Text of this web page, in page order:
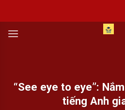
content
“See eye to eye”:
tiếng Anh